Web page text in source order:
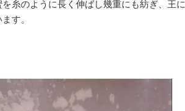
糸のように長く伸ばし幾重にも紡ぎ、王に
す。